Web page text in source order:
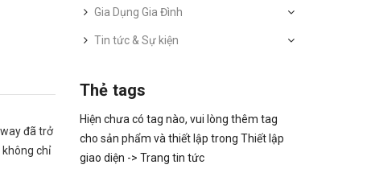
đã trở
không chỉ
Gia Dụng Gia Đình
Tin tức & Sự kiện
Thẻ tags
Hiện chưa có tag nào, vui lòng thêm tag
cho sản phẩm và thiết lập trong Thiết lập
giao diện -> Trang tin tức